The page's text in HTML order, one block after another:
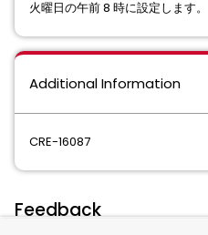
火曜日の午前 8 時に設定します。
Additional Information
CRE-16087
Feedback